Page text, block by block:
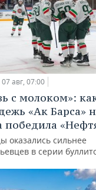
07 авг, 07:00
с молоком»:
«Ак Барса»
победила
оказались сильнее
в серии